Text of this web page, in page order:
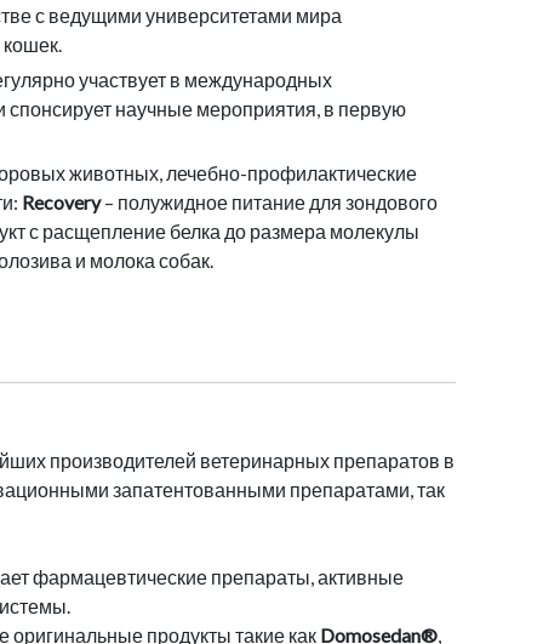
с ведущими университетами мира
участвует в международных
спонсирует научные мероприятия, в первую
животных, лечебно-профилактические
Recovery– полужидное питание для зондового
с расщепление белка до размера молекулы
и молока собак.
производителей ветеринарных препаратов в
запатентованными препаратами, так
фармацевтические препараты, активные
продукты такие как Domosedan®,